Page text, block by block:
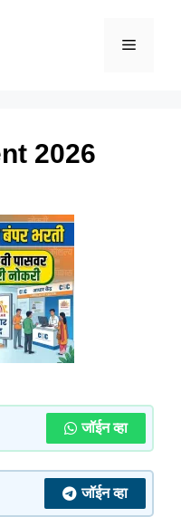
Menu
2026
जॉईन व्हा
जॉईन व्हा